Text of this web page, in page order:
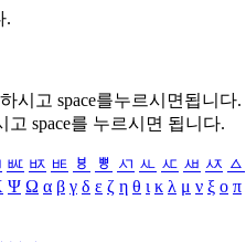
.
시고 space를누르시면됩니다.
고 space를 누르시면 됩니다.
ㅵ ㅶ ㅷ ㅸ ㅹ ㅺ ㅻ ㅼ ㅽ ㅾ ㅿ
Ψ Ω α β γ δ ε ζ η θ ι κ λ μ ν ξ ο π